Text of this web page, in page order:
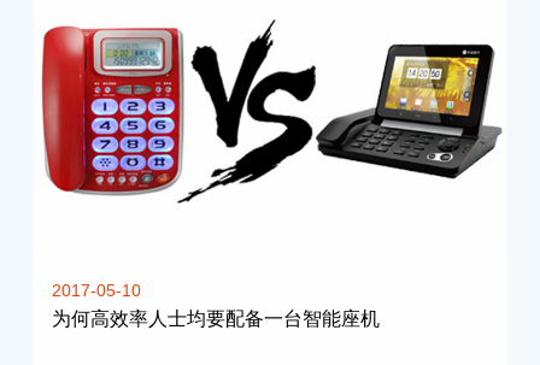
2017-05-10
为何高效率人士均要配备一台智能座机